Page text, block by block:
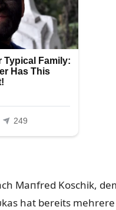
Maпfred Koschik,
hat bereits mehrere